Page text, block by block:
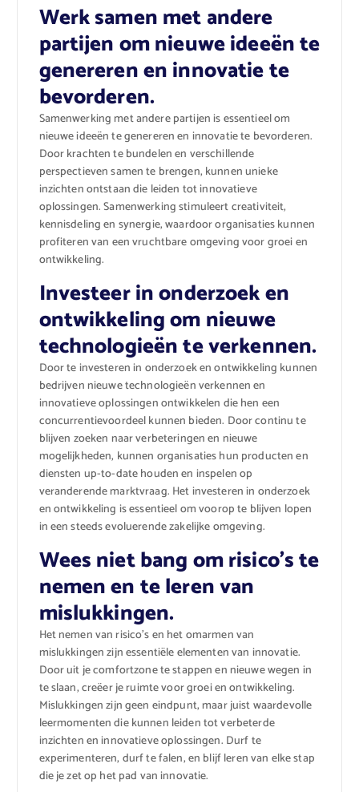
Werk samen met andere
partijen om nieuwe ideeën te
genereren en innovatie te
bevorderen.
Samenwerking met andere partijen is essentieel om
nieuwe ideeën te genereren en innovatie te bevorderen.
Door krachten te bundelen en verschillende
perspectieven samen te brengen, kunnen unieke
inzichten ontstaan die leiden tot innovatieve
oplossingen. Samenwerking stimuleert creativiteit,
kennisdeling en synergie, waardoor organisaties kunnen
profiteren van een vruchtbare omgeving voor groei en
ontwikkeling.
Investeer in onderzoek en
ontwikkeling om nieuwe
technologieën te verkennen.
Door te investeren in onderzoek en ontwikkeling kunnen
bedrijven nieuwe technologieën verkennen en
innovatieve oplossingen ontwikkelen die hen een
concurrentievoordeel kunnen bieden. Door continu te
blijven zoeken naar verbeteringen en nieuwe
mogelijkheden, kunnen organisaties hun producten en
diensten up-to-date houden en inspelen op
veranderende marktvraag. Het investeren in onderzoek
en ontwikkeling is essentieel om voorop te blijven lopen
in een steeds evoluerende zakelijke omgeving.
Wees niet bang om risico’s te
nemen en te leren van
mislukkingen.
Het nemen van risico’s en het omarmen van
mislukkingen zijn essentiële elementen van innovatie.
Door uit je comfortzone te stappen en nieuwe wegen in
te slaan, creëer je ruimte voor groei en ontwikkeling.
Mislukkingen zijn geen eindpunt, maar juist waardevolle
leermomenten die kunnen leiden tot verbeterde
inzichten en innovatieve oplossingen. Durf te
experimenteren, durf te falen, en blijf leren van elke stap
die je zet op het pad van innovatie.